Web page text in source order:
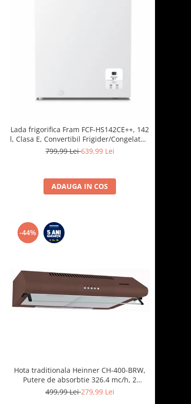
Lada frigorifica Fram FCF-HS142CE++, 142
l, Clasa E, Convertibil Frigider/Congelator,
Control electronic, Display digital, Alb
799,99 Lei639,99 Lei
ADAUGA IN COS
-44%
Hota traditionala Heinner CH-400-BRW,
Putere de absorbtie 326.4 mc/h, 2
motoare, 60 cm, Maro
499,99 Lei279,99 Lei